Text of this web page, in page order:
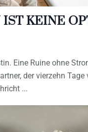
IST KEINE
Eine Ruine ohne
der vierzehn